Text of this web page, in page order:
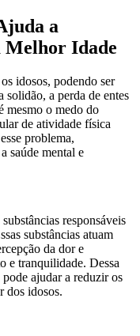
a
Melhor Idade
idosos, podendo ser
solidão, a perda de entes
mesmo o medo do
de atividade física
problema,
saúde mental e
responsáveis
substâncias atuam
da dor e
e tranquilidade. Dessa
ajudar a reduzir os
dos idosos.